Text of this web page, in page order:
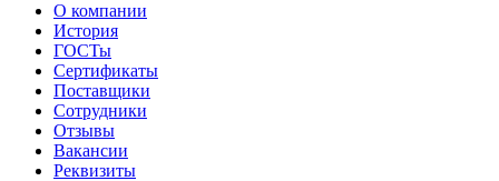
О компании
История
ГОСТы
Сертификаты
Поставщики
Сотрудники
Отзывы
Вакансии
Реквизиты